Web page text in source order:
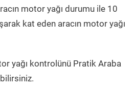
motor yağı durumu ile 10
kat eden aracın motor yağı
yağı kontrolünü Pratik Araba